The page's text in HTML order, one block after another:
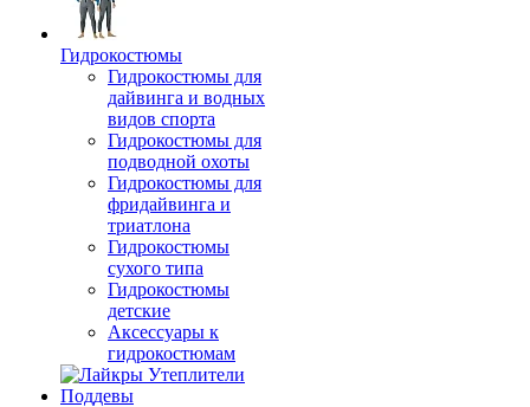
Гидрокостюмы
Гидрокостюмы для
дайвинга и водных
видов спорта
Гидрокостюмы для
подводной охоты
Гидрокостюмы для
фридайвинга и
триатлона
Гидрокостюмы
сухого типа
Гидрокостюмы
детские
Аксессуары к
гидрокостюмам